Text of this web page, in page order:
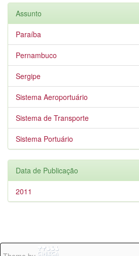
Assunto
Paraíba
Pernambuco
Sergipe
Sistema Aeroportuário
Sistema de Transporte
Sistema Portuário
Data de Publicação
2011